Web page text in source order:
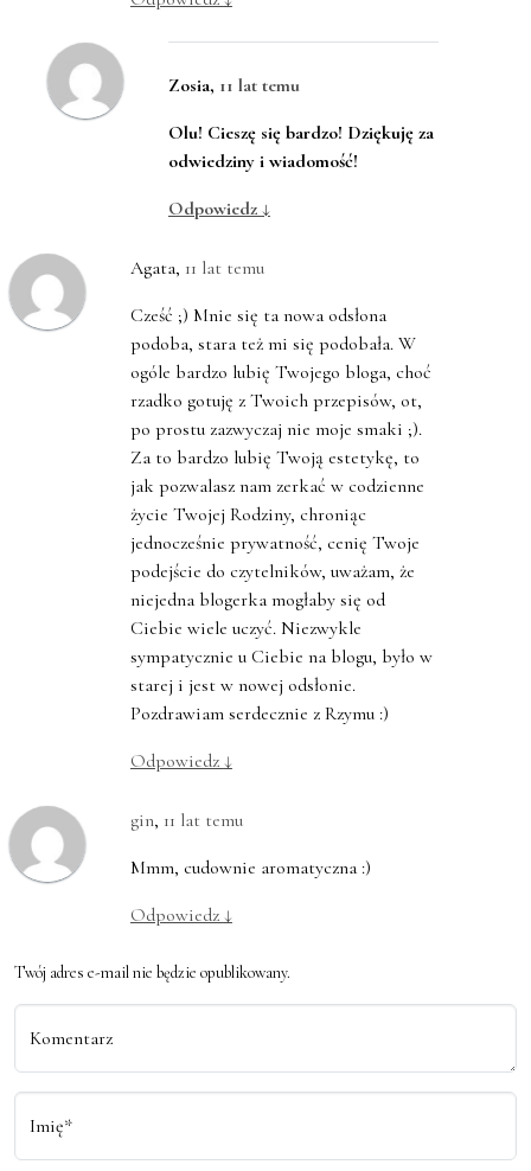
Zosia, 11 lat temu
Olu! Cieszę się bardzo! Dziękuję za
odwiedziny i wiadomość!
Odpowiedz ↓
Agata, 11 lat temu
Cześć ;) Mnie się ta nowa odsłona
podoba, stara też mi się podobała. W
ogóle bardzo lubię Twojego bloga, choć
rzadko gotuję z Twoich przepisów, ot,
po prostu zazwyczaj nie moje smaki ;).
Za to bardzo lubię Twoją estetykę, to
jak pozwalasz nam zerkać w codzienne
życie Twojej Rodziny, chroniąc
jednocześnie prywatność, cenię Twoje
podejście do czytelników, uważam, że
niejedna blogerka mogłaby się od
Ciebie wiele uczyć. Niezwykle
sympatycznie u Ciebie na blogu, było w
starej i jest w nowej odsłonie.
Pozdrawiam serdecznie z Rzymu :)
Odpowiedz ↓
gin, 11 lat temu
Mmm, cudownie aromatyczna :)
Odpowiedz ↓
Twój adres e-mail nie będzie opublikowany.
Komentarz
Imię*